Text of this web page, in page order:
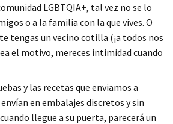
LGBTQIA+, tal vez no se lo
o a la familia con la que vives. O
tengas un vecino cotilla (¡a todos nos
el motivo, mereces intimidad cuando
y las recetas que enviamos a
en embalajes discretos y sin
llegue a su puerta, parecerá un